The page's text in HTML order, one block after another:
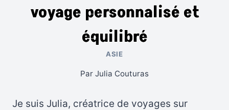
voyage personnalisé et
équilibré
ASIE
Par Julia Couturas
Je suis Julia, créatrice de voyages sur